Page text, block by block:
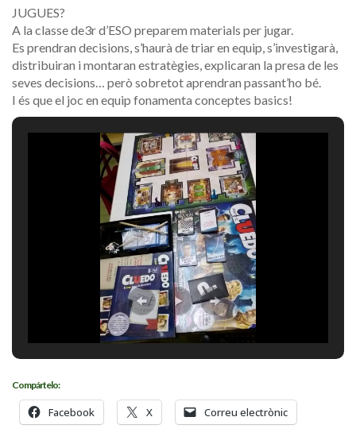
JUGUES?
A la classe de3r d’ESO preparem materials per jugar.
Es prendran decisions, s’haurà de triar en equip, s’investigarà,
distribuiran i montaran estratègies, explicaran la presa de les
seves decisions… però sobretot aprendran passant’ho bé.
I és que el joc en equip fonamenta conceptes basics!
Compártelo:
Facebook X Correu electrònic